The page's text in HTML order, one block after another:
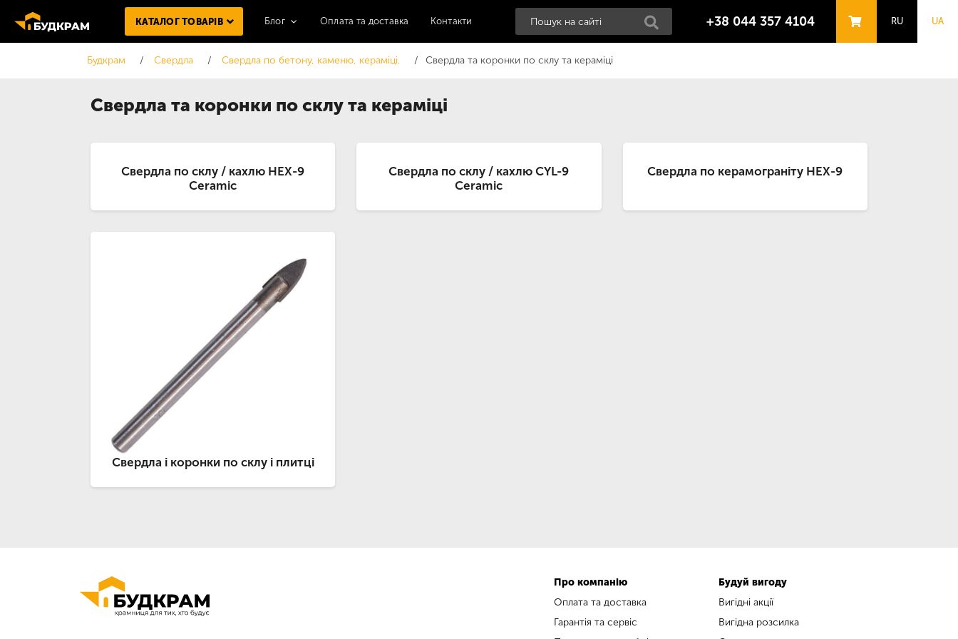
КАТАЛОГ ТОВАРІВ Блог Оплата та доставка Контакти +38 044 357 4104 RU UA
Будкрам Свердла Свердла по бетону, каменю, кераміці. Свердла та коронки по склу та кераміці
Свердла та коронки по склу та кераміці
Свердла по склу / кахлю HEX-9
Ceramic
Свердла по склу / кахлю CYL-9
Ceramic
Свердла по керамограніту HEX-9
Свердла і коронки по склу і плитці
Про компанію
Оплата та доставка
Гарантія та сервіс
Будуй вигоду
Вигідні акції
Вигідна розсилка